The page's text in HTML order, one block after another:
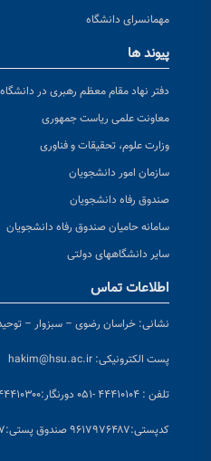
مهمانسرای دانشگاه
پیوند ها
دفتر نهاد مقام معظم رهبری در
معاونت علمی ریاست جمهوری
وزارت علوم، تحقیقات و فناوری
سازمان امور دانشجویان
صندوق رفاه دانشجویان
سامانه حامیان صندوق رفاه دانشجویان
سایر دانشگاههای دولتی
اطلاعات تماس
نشانی: خراسان رضوی – سبزوار –
پست الکترونیکی: hakim@hsu.ac.ir
تلفن : ۴۴۴۱۰۱۰۴ -۰۵۱ دورنگار:۴۴۴۱۰۳۰۰ -۰۵۱
کدپستی:۹۶۱۷۹۷۶۴۸۷ صندوق پستی:۳۹۷